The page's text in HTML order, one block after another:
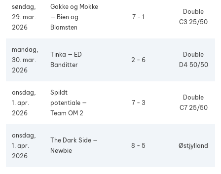
søndag,
29. mar.
2026
Gokke og Mokke
— Bien og
Blomsten
7 - 1
Double
C3 25/50
mandag,
30. mar.
2026
Tinka — ED
Banditter
2 - 6
Double
D4 50/50
onsdag,
1. apr.
2026
Spildt
potentiale —
Team OM 2
7 - 3
Double
C7 25/50
onsdag,
1. apr.
2026
The Dark Side —
Newbie
8 - 5 Østjylland